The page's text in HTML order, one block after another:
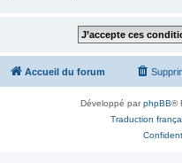
Accueil du forum
Développé parphpBB®
Traduction